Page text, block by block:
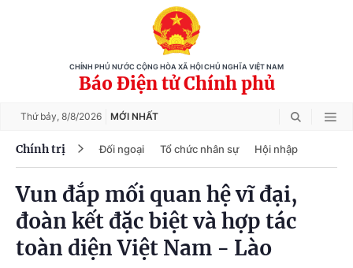
CHÍNH PHỦ NƯỚC CỘNG HÒA XÃ HỘI CHỦ NGHĨA VIỆT NAM
Báo Điện tử Chính phủ
Thứ bảy, 8/8/2026 MỚI NHẤT
Chính trị Đối ngoại Tổ chức nhân sự Hội nhập
Vun đắp mối quan hệ vĩ đại,
đoàn kết đặc biệt và hợp tác
toàn diện Việt Nam - Lào